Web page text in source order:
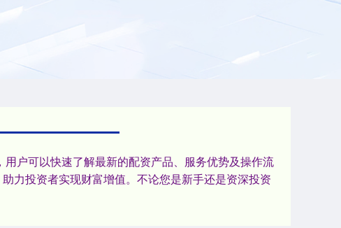
户可以快速了解最新的配资产品、服务优势及操作流
力投资者实现财富增值。不论您是新手还是资深投资